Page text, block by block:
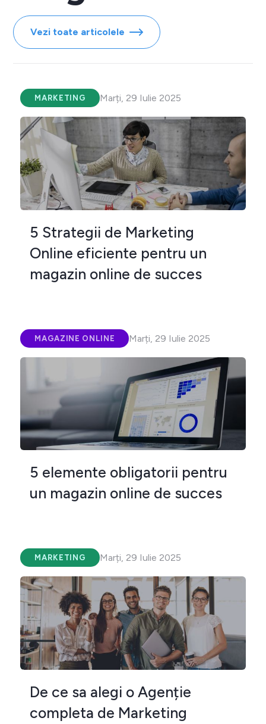
Vezi toate articolele
MARKETING Marți, 29 Iulie 2025
5 Strategii de Marketing
Online eficiente pentru un
magazin online de succes
MAGAZINE ONLINE Marți, 29 Iulie 2025
5 elemente obligatorii pentru
un magazin online de succes
MARKETING Marți, 29 Iulie 2025
De ce sa alegi o Agenție
completa de Marketing